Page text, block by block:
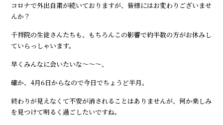
コロナで外出自粛が続いておりますが、皆様にはお変わりございませ
んか？
千祥院の生徒さんたちも、もちろんこの影響で約半数の方がお休みし
ていらっしゃいます。
早くみんなに会いたいな～～～、
確か、4月6日からなので今日でちょうど半月。
終わりが見えなくて不安が消されることはありませんが、何か楽しみ
を見つけて明るく過ごしたいですね。